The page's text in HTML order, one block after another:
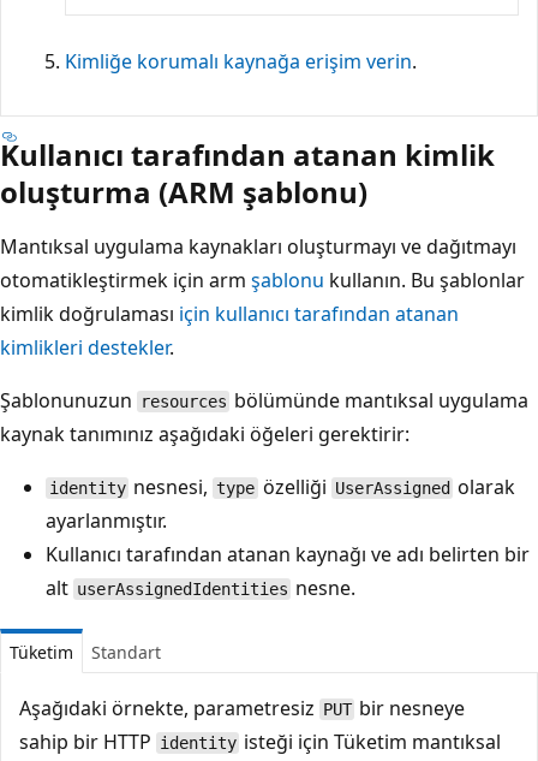
Kimliğe korumalı kaynağa erişim verin.
Kullanıcı tarafından atanan kimlik
oluşturma (ARM şablonu)
Mantıksal uygulama kaynakları oluşturmayı ve dağıtmayı
otomatikleştirmek için arm şablonu kullanın. Bu şablonlar
kimlik doğrulaması için kullanıcı tarafından atanan
kimlikleri destekler.
Şablonunuzun
resources bölümünde mantıksal uygulama
kaynak tanımınız aşağıdaki öğeleri gerektirir:
identity nesnesi,typeözelliği UserAssigned olarak
ayarlanmıştır.
Kullanıcı tarafından atanan kaynağı ve adı belirten bir
alt userAssignedIdentities nesne.
Tüketim Standart
Aşağıdaki örnekte, parametresiz PUT bir nesneye
sahip bir HTTP identity isteği için Tüketim mantıksal